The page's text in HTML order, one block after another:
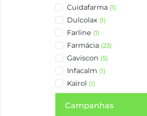
Cuidafarma (1)
Dulcolax (1)
Farline (1)
Farmácia (23)
Gaviscon (5)
Infacalm (1)
Kairol (1)
Kompensan
Lactoflora (1)
Campanhas